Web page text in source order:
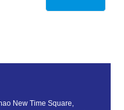
New Time Square,